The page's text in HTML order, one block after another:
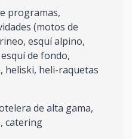
programas,
(motos de
esquí alpino,
de fondo,
heliski, heli-raquetas
de alta gama,
catering